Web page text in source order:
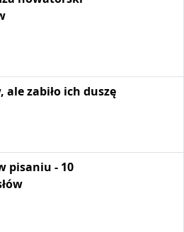
ale zabiło ich duszę
pisaniu - 10